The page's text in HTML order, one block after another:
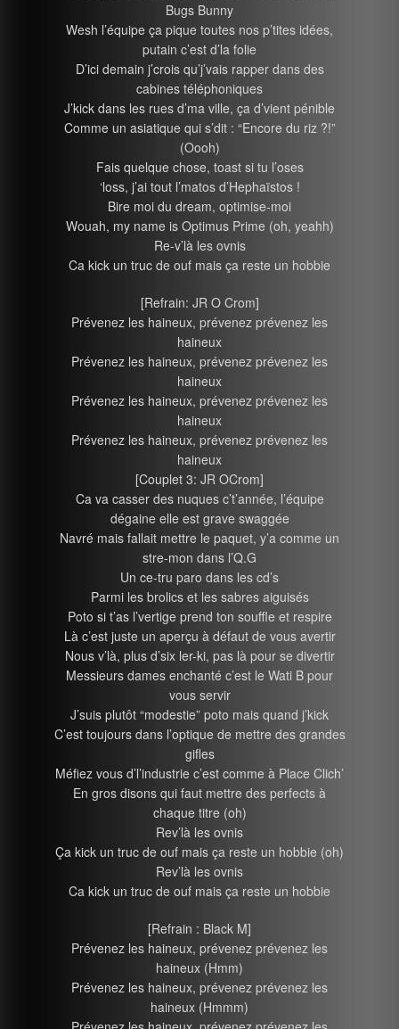
Bugs Bunny
Wesh l’équipe ça pique toutes nos p’tites idées,
putain c’est d’la folie
D’ici demain j’crois qu’j’vais rapper dans des
cabines téléphoniques
J’kick dans les rues d’ma ville, ça d’vient pénible
Comme un asiatique qui s’dit : “Encore du riz ?!”
(Oooh)
Fais quelque chose, toast si tu l’oses
‘loss, j’ai tout l’matos d’Hephaïstos !
Bire moi du dream, optimise-moi
Wouah, my name is Optimus Prime (oh, yeahh)
Re-v’là les ovnis
Ca kick un truc de ouf mais ça reste un hobbie
[Refrain: JR O Crom]
Prévenez les haineux, prévenez prévenez les
haineux
Prévenez les haineux, prévenez prévenez les
haineux
Prévenez les haineux, prévenez prévenez les
haineux
Prévenez les haineux, prévenez prévenez les
haineux
[Couplet 3: JR OCrom]
Ca va casser des nuques c’t’année, l’équipe
dégaine elle est grave swaggée
Navré mais fallait mettre le paquet, y’a comme un
stre-mon dans l’Q.G
Un ce-tru paro dans les cd’s
Parmi les brolics et les sabres aiguisés
Poto si t’as l’vertige prend ton souffle et respire
Là c’est juste un aperçu à défaut de vous avertir
Nous v’là, plus d’six ler-ki, pas là pour se divertir
Messieurs dames enchanté c’est le Wati B pour
vous servir
J’suis plutôt “modestie” poto mais quand j’kick
C’est toujours dans l’optique de mettre des grandes
gifles
Méfiez vous d’l’industrie c’est comme à Place Clich’
En gros disons qui faut mettre des perfects à
chaque titre (oh)
Rev’là les ovnis
Ça kick un truc de ouf mais ça reste un hobbie (oh)
Rev’là les ovnis
Ca kick un truc de ouf mais ça reste un hobbie
[Refrain : Black M]
Prévenez les haineux, prévenez prévenez les
haineux (Hmm)
Prévenez les haineux, prévenez prévenez les
haineux (Hmmm)